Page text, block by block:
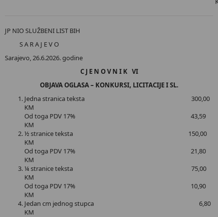
JP NIO SLUŽBENI LIST BIH
S A R A J E V O
Sarajevo, 26.6.2026. godine
C J E N O V N I K VI
OBJAVA OGLASA – KONKURSI, LICITACIJE I SL.
Jedna stranica teksta 300,00
KM
Od toga PDV 17% 43,59
KM
½ stranice teksta 150,00
KM
Od toga PDV 17% 21,80
KM
¼ stranice teksta 75,00
KM
Od toga PDV 17% 10,90
KM
Jedan cm jednog stupca 6,80
KM